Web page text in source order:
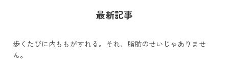
最新記事
歩くたびに内ももがすれる。それ、脂肪のせいじゃありませ
ん。